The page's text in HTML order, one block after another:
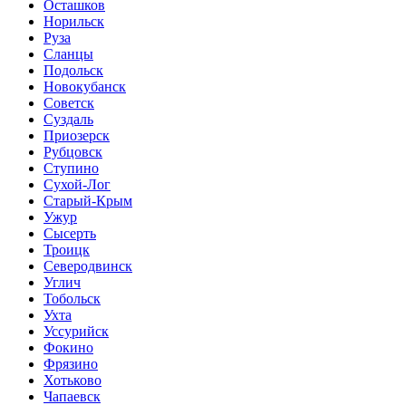
Осташков
Норильск
Руза
Сланцы
Подольск
Новокубанск
Советск
Суздаль
Приозерск
Рубцовск
Ступино
Сухой-Лог
Старый-Крым
Ужур
Сысерть
Троицк
Северодвинск
Углич
Тобольск
Ухта
Уссурийск
Фокино
Фрязино
Хотьково
Чапаевск